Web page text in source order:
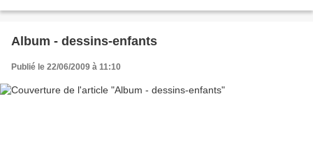
Album - dessins-enfants
Publié le 22/06/2009 à 11:10